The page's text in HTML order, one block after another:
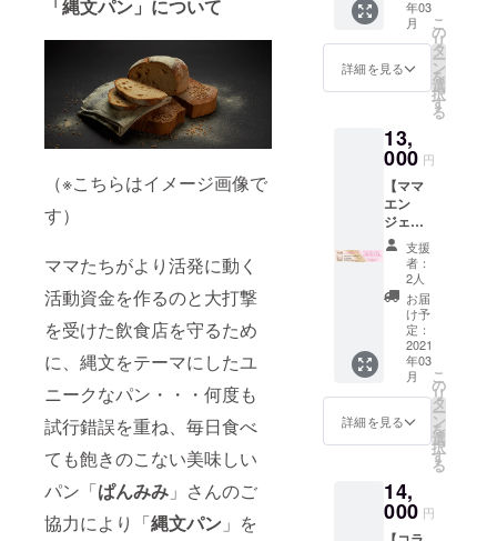
「縄文パン」について
（※こちらはイメージ画像で
す）
ママたちがより活発に動く
活動資金を作るのと大打撃
を受けた飲食店を守るため
に、縄文をテーマにしたユ
ニークなパン・・・何度も
試行錯誤を重ね、毎日食べ
ても飽きのこない美味しい
パン「ぱんみみ 」さんのご
協力により「縄文パン 」を
ダ。 ・
カチョ
そのま
までも
いです
が、焼
いた
り、揚
げたり
すると
更に美
味しく
なりま
す。 ワ
インは
もちろ
んビー
ルや日
本酒に
もぴっ
たりで
す。
出とる
伏流水
やーす
（使
まれと
るとう
ふのど
え
りゃー
なーめ
らか
な、舌
触りが
特徴だ
わ。 こ
のどえ
りゃー
質のえ
豆腐の
魅力を
にしー
せんと
発信し
ではの
しっか
りした
食べ応
が魅力
です。
健康志
向の方
にも嬉
しい低
脂肪、
高タン
パク食
材で
す。 自
慢の鶏
白湯出
汁とと
もにお
くださ
い。
白ネギ
160g、
三つ葉
なぎの
名店、
登河さ
んより
しま
す！ そ
の鰻に
合わせ
て備長
炭で焼
き上げ
る鰻、
一本ず
つ丁寧
に職人
が焼き
上げて
おりま
す。 御
自宅で
堪能く
ださ
い。
コンセ
プト
に、素
材（オ
リジナ
にこだ
わる。
地域に
寄り
添っ
た“焼き
たて食
パン”の
専門店
の『ぱ
んみ
み』さ
んとコ
ラボし
てでき
た 縄文
パン 豆
券
（2500
年03
月
詳細を見る
こ
の
リ
タ
ー
ン
を
選
択
す
る
13,
000 円
【ママ
エン
ジェル
ス こ
だわり
の自然
栽培米
セッ
ト
6kg】
ママ♡
エン
ジェル
ス
TEAM2
600万で
るママ
たちか
ら生ま
支援
者：
2人
お届
け予
定：
2021
年03
月
詳細を見る
こ
の
リ
タ
ー
ン
を
選
択
す
る
14,
000 円